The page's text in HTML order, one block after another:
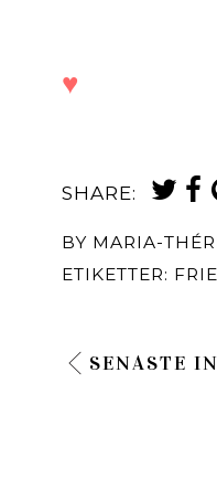
♥
SHARE:
BY MARIA-
ETIKETTER:
SENASTE